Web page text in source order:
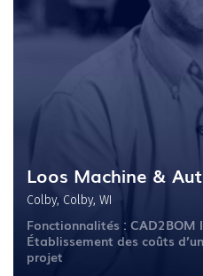
Loos Machine &
Colby, Colby, WI
Fonctionnalités : CAD2BOM
Établissement des coûts
projet